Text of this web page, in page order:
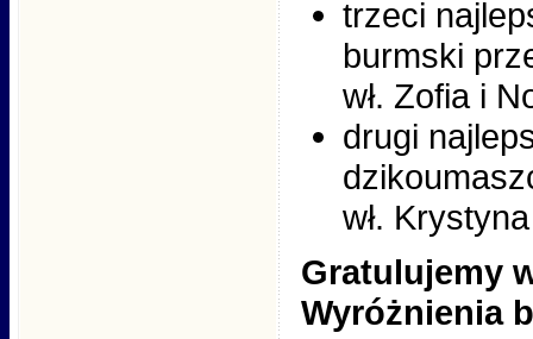
trzeci
burmski
wł. Zofia i
drugi
wł.
Gratulujemy
Wyróżnienia